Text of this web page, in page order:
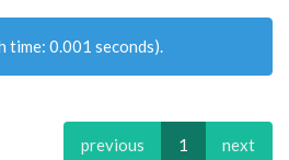
time: 0.001 seconds).
previous 1 next